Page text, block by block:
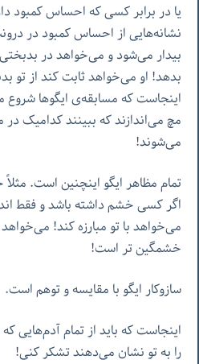
یا در برابر کسی که احساس کمبود
نشانه‌هایی از احساس کمبود در
بیدار می‌شود و می‌خواهد در بدبختی
بدهد! او می‌خواهد ثابت کند از تو
اینجاست که مسابقه‌ی ایگوها شروع
مچ می‌اندازند که ببینند کدامیک
می‌شوند!
تمام مظاهر ایگو اینچنین است.
اگر کسی خشم داشته باشد و فقط
می‌خواهد با تو مبارزه کند!
خشمگین تر است!
سازوکار ایگو با مقایسه و توهم است.
اینجاست که باید از تمام آدم‌هایی
را به تو نشان می‌دهند تشکر کنی!